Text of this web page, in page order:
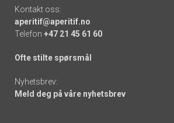
Kontakt oss:
aperitif@aperitif.no
Telefon +47 21 45 61 60
Ofte stilte spørsmål
Nyhetsbrev:
Meld deg på våre nyhetsbrev